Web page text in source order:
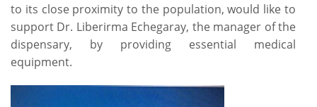
to its close proximity to the population, would like to
support Dr. Liberirma Echegaray, the manager of the
dispensary, by providing essential medical
equipment.